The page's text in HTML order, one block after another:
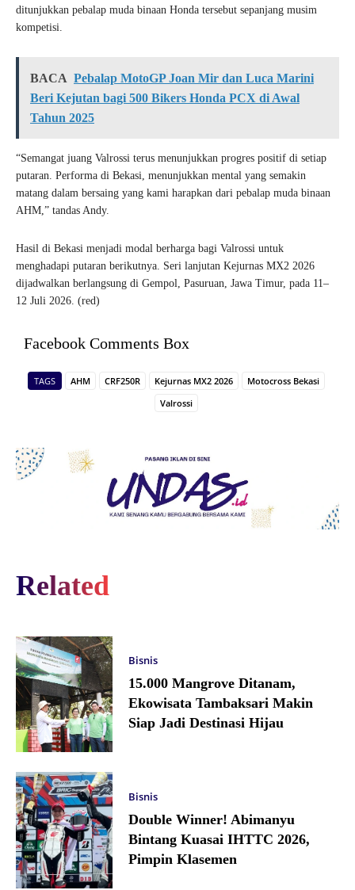
Related
Bisnis
15.000 Mangrove Ditanam,
Ekowisata Tambaksari Makin
Siap Jadi Destinasi Hijau
Bisnis
Double Winner! Abimanyu
Bintang Kuasai IHTTC 2026,
Pimpin Klasemen
ditunjukkan pebalap muda binaan Honda tersebut sepanjang musim
kompetisi.
BACA Pebalap MotoGP Joan Mir dan Luca Marini
Beri Kejutan bagi 500 Bikers Honda PCX di Awal
Tahun 2025
“Semangat juang Valrossi terus menunjukkan progres positif di setiap
putaran. Performa di Bekasi, menunjukkan mental yang semakin
matang dalam bersaing yang kami harapkan dari pebalap muda binaan
AHM,” tandas Andy.
Hasil di Bekasi menjadi modal berharga bagi Valrossi untuk
menghadapi putaran berikutnya. Seri lanjutan Kejurnas MX2 2026
dijadwalkan berlangsung di Gempol, Pasuruan, Jawa Timur, pada 11–
12 Juli 2026. (red)
Facebook Comments Box
TAGS AHM CRF250R Kejurnas MX2 2026
Motocross Bekasi
Valrossi